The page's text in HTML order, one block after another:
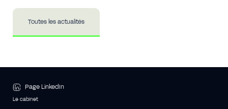
Toutes les actualités
Page LinkedIn
Le cabinet